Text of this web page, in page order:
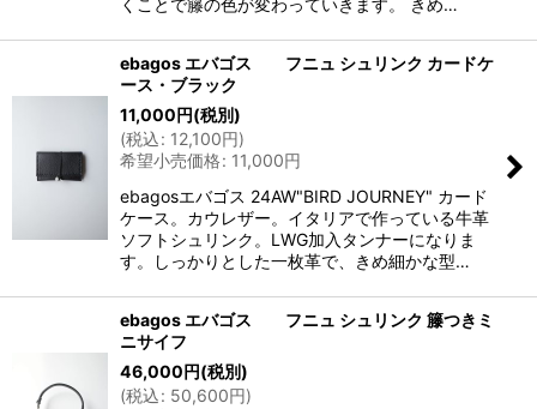
ebagos エバゴス フニュ シュリンク カードケ
ース・ブラック
11,000円(税別)
(税込: 12,100円)
希望小売価格: 11,000円
ebagosエバゴス 24AW"BIRD JOURNEY" カード
ケース。カウレザー。イタリアで作っている牛革
ソフトシュリンク。LWG加入タンナーになりま
す。しっかりとした一枚革で、きめ細かな型…
ebagos エバゴス フニュ シュリンク 籐つきミ
ニサイフ
46,000円(税別)
(税込: 50,600円)